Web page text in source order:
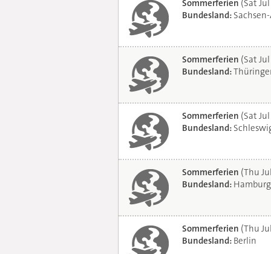
Sommerferien (Sat
Bundesland:
Sommerferien (Sat
Bundesland:
Sommerferien (Sat
Bundesland:
Sommerferien (Thu
Bundesland: Hamburg
Sommerferien (Thu
Bundesland: Berlin